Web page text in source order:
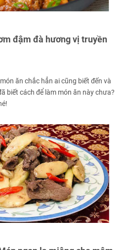
đậm đà hương vị truyền
ăn chắc hẳn ai cũng biết đến và
biết cách để làm món ăn này chưa?